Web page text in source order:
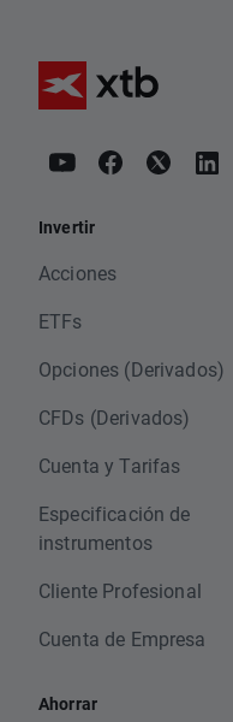
Invertir
Acciones
ETFs
Opciones (Derivados)
CFDs (Derivados)
Cuenta y Tarifas
Especificación de
instrumentos
Cliente Profesional
Cuenta de Empresa
Ahorrar